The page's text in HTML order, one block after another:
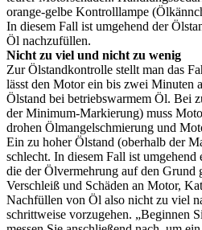
orange-gelbe Kontrolllampe
In diesem Fall ist umgehend der
Öl nachzufüllen.
Nicht zu viel und nicht zu wenig
Zur Ölstandkontrolle stellt man das
lässt den Motor ein bis zwei Minuten
Ölstand bei betriebswarmem Öl. Bei
der Minimum-Markierung) muss
drohen Ölmangelschmierung und
Ein zu hoher Ölstand (oberhalb der
schlecht. In diesem Fall ist umgehend
die der Ölvermehrung auf den Grund
Verschleiß und Schäden an Motor,
Nachfüllen von Öl also nicht zu viel
schrittweise vorzugehen. „Beginnen